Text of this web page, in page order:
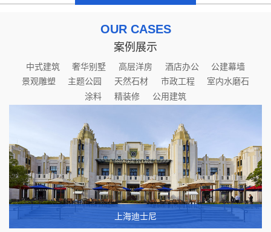
OUR CASES
案例展示
中式建筑 奢华别墅 高层洋房 酒店办公
公建幕墙
景观雕塑
主题公园 天然石材 市政工程
室内水磨石
涂料
精装修 公用建筑
上海迪士尼